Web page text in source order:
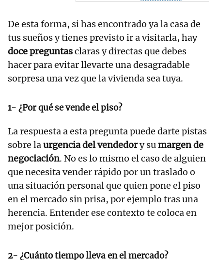
De esta forma, si has encontrado ya la casa de
tus sueños y tienes previsto ir a visitarla, hay
doce preguntasclaras y directas que debes
hacer para evitar llevarte una desagradable
sorpresa una vez que la vivienda sea tuya.
1- ¿Por qué se vende el piso?
La respuesta a esta pregunta puede darte pistas
sobre laurgencia del vendedory sumargen de
negociación. No es lo mismo el caso de alguien
que necesita vender rápido por un traslado o
una situación personal que quien pone el piso
en el mercado sin prisa, por ejemplo tras una
herencia. Entender ese contexto te coloca en
mejor posición.
2- ¿Cuánto tiempo lleva en el mercado?